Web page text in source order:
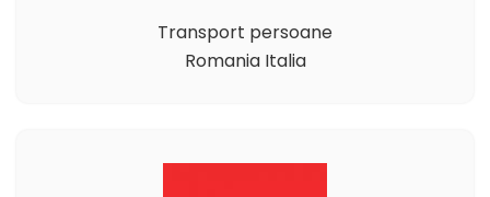
Transport persoane
Romania Italia